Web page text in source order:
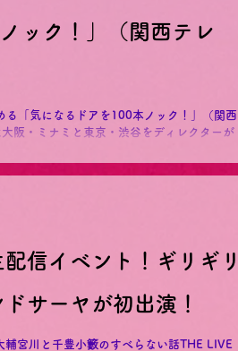
ック！」（関西テレ
「気になるドアを100本ノック！」（関西
伊知郎が実況...
信イベント！ギリギリ
サーヤが初出演！
輔宮川と千豊小籔のすべらない話THE LIVE